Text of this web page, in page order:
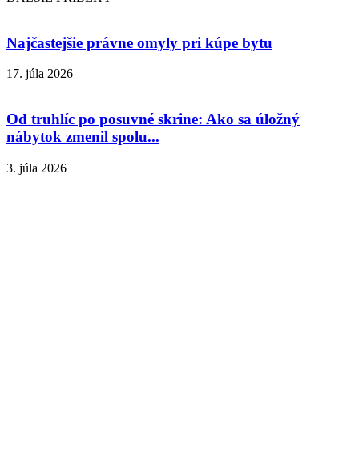
Najčastejšie právne omyly pri kúpe bytu
17. júla 2026
Od truhlíc po posuvné skrine: Ako sa úložný
nábytok zmenil spolu...
3. júla 2026